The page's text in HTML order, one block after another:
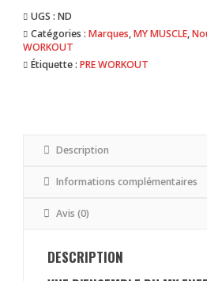
UGS :ND
Catégories :Marques,MY MUSCLE,
WORKOUT
Étiquette :PRE WORKOUT
Description
Informations complémentaires
Avis (0)
DESCRIPTION